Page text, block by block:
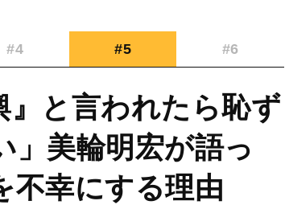
#4 #5 #6
』と言われたら恥ず
」美輪明宏が語っ
不幸にする理由